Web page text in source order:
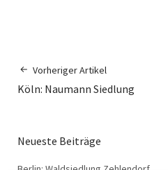
Vorheriger Artikel
Köln: Naumann Siedlung
Neueste Beiträge